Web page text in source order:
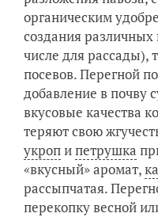
органическим
создания
числе для рассады),
посевов. Перегной
добавление в почву
вкусовые качества
теряют свою
укропипетрушка
«вкусный» аромат,
рассыпчатая.
перекопку весной